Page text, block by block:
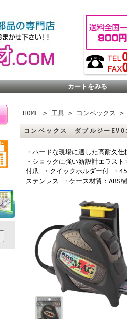
カートをみる ｜
HOME > 工具 > コンベックス >
コンベックス ダブルジー
・ハードな現場に適した高耐久
・ショックに強い新設計エラス
付爪 ・クイックホルダー付 ・
ステンレス ・ケース材質：ABS